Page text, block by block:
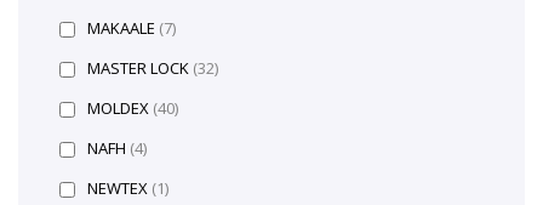
MAKAALE (7)
MASTER LOCK (32)
MOLDEX (40)
NAFH (4)
NEWTEX (1)